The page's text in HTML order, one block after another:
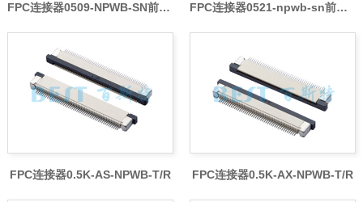
FPC连接器0509-NPWB-SN前插后翻 FPC连接器0521-npwb-sn前插后翻
FPC连接器0.5K-AS-NPWB-T/R FPC连接器0.5K-AX-NPWB-T/R